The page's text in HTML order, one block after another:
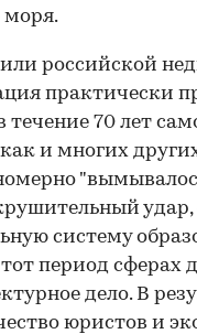
моря.
российской
практически
течение 70 лет
и многих
систему
период сферах
дело. В
юристов и